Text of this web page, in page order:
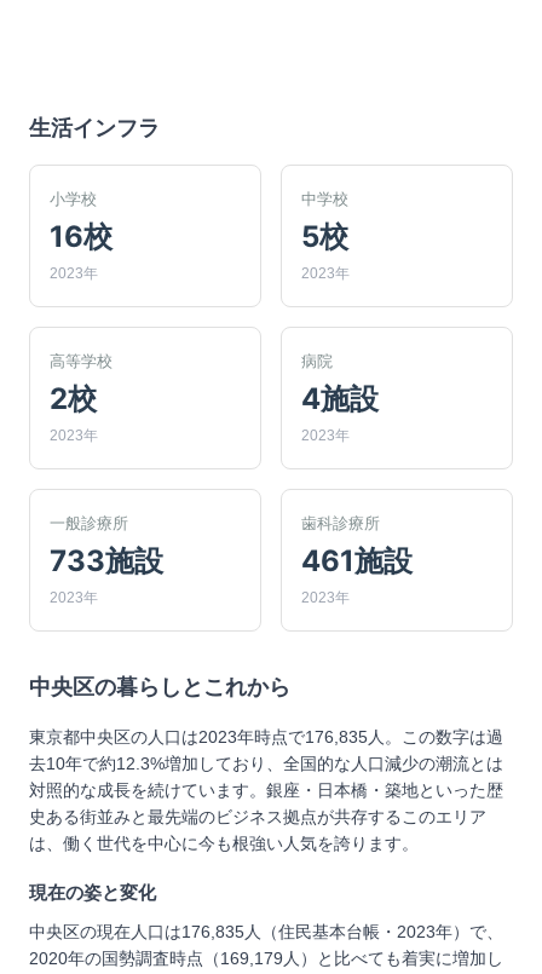
生活インフラ
小学校
16校
2023年
中学校
5校
2023年
高等学校
2校
2023年
病院
4施設
2023年
一般診療所
733施設
2023年
歯科診療所
461施設
2023年
中央区の暮らしとこれから
東京都中央区の人口は2023年時点で176,835人。この数字は過
去10年で約12.3%増加しており、全国的な人口減少の潮流とは
対照的な成長を続けています。銀座・日本橋・築地といった歴
史ある街並みと最先端のビジネス拠点が共存するこのエリア
は、働く世代を中心に今も根強い人気を誇ります。
現在の姿と変化
中央区の現在人口は176,835人（住民基本台帳・2023年）で、
2020年の国勢調査時点（169,179人）と比べても着実に増加し